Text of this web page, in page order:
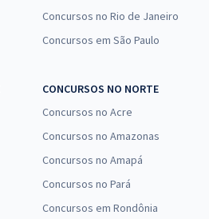
Concursos no Rio de Janeiro
Concursos em São Paulo
CONCURSOS NO NORTE
Concursos no Acre
Concursos no Amazonas
Concursos no Amapá
Concursos no Pará
Concursos em Rondônia